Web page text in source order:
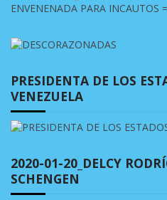
PRESIDENTA DE LOS
VENEZUELA
2020-01-20_DELCY
SCHENGEN